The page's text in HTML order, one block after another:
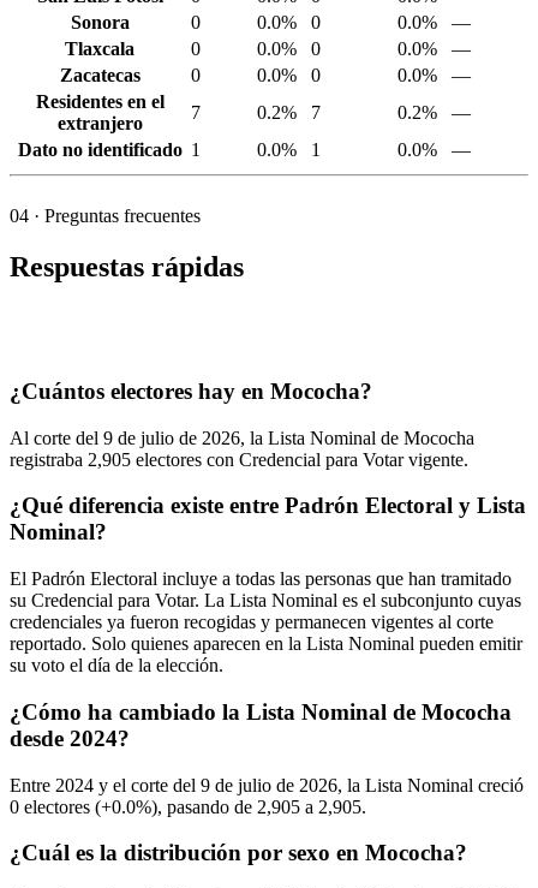
Sonora
0 0.0% 0 0.0%
—
Tlaxcala
0 0.0% 0 0.0%
—
Zacatecas
0 0.0% 0 0.0%
—
Residentes en el
extranjero
7 0.2% 7 0.2%
—
Dato no identificado 1 0.0% 1 0.0% —
04 · Preguntas frecuentes
Respuestas rápidas
¿Cuántos electores hay en Mococha?
Al corte del 9 de julio de 2026, la Lista Nominal de Mococha
registraba 2,905 electores con Credencial para Votar vigente.
¿Qué diferencia existe entre Padrón Electoral y Lista
Nominal?
El Padrón Electoral incluye a todas las personas que han tramitado
su Credencial para Votar. La Lista Nominal es el subconjunto cuyas
credenciales ya fueron recogidas y permanecen vigentes al corte
reportado. Solo quienes aparecen en la Lista Nominal pueden emitir
su voto el día de la elección.
¿Cómo ha cambiado la Lista Nominal de Mococha
desde 2024?
Entre 2024 y el corte del 9 de julio de 2026, la Lista Nominal creció
0 electores (+0.0%), pasando de 2,905 a 2,905.
¿Cuál es la distribución por sexo en Mococha?